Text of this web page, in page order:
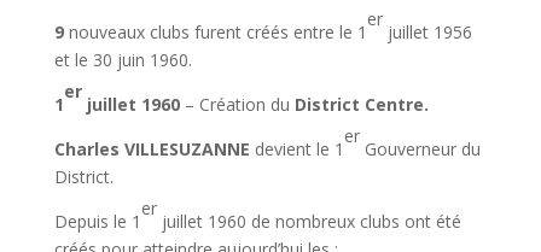
9 nouveaux clubs furent créés entre le 1
er
juillet 1956
et le 30 juin 1960.
1
er
juillet 1960– Création du District Centre.
Charles VILLESUZANNE devient le 1
er
Gouverneur du
District.
Depuis le 1
er
juillet 1960 de nombreux clubs ont été